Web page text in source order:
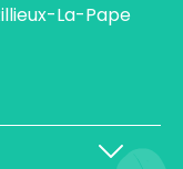
La-Pape